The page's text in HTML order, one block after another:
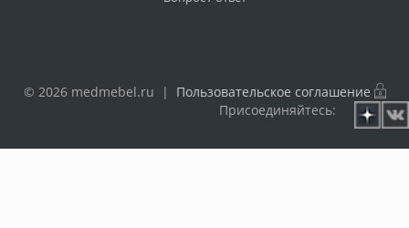
© 2026 medmebel.ru | Пользовательское соглашение
Присоединяйтесь: